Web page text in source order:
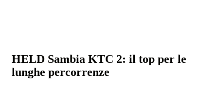
HELD Sambia KTC 2: il top per le
lunghe percorrenze